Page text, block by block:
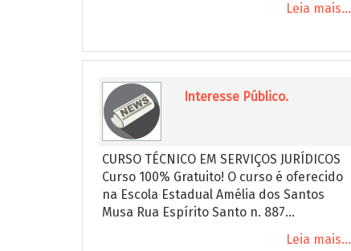
Leia mais...
Interesse Público.
CURSO TÉCNICO EM SERVIÇOS JURÍDICOS
Curso 100% Gratuito! O curso é oferecido
na Escola Estadual Amélia dos Santos
Musa Rua Espírito Santo n. 887...
Leia mais...